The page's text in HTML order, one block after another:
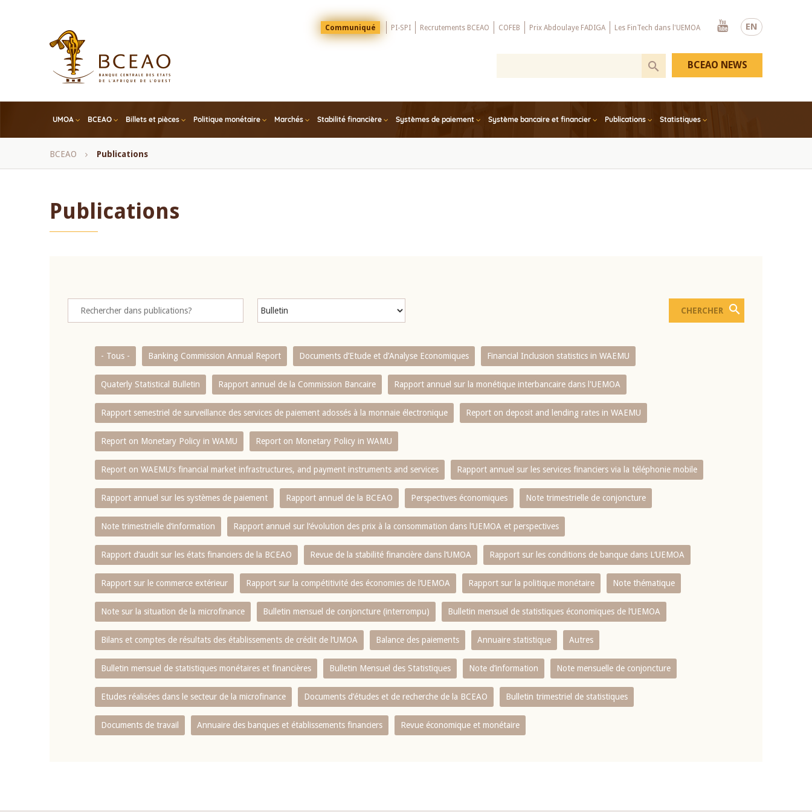
EN
Menu
Top
Communiqué PI-SPI Recrutements BCEAO COFEB Prix Abdoulaye FADIGA Les FinTech dans l'UEMOA
Youtube
UMOA BCEAO Billets et pièces Politique monétaire Marchés Stabilité financière Systèmes de paiement Système bancaire et financier Publications Statistiques
BCEAO NEWS
Fil
BCEAO Publications
Publications
- Tous - Banking Commission Annual Report Documents d’Etude et d’Analyse Economiques Financial Inclusion statistics in WAEMU
Quaterly Statistical Bulletin Rapport annuel de la Commission Bancaire Rapport annuel sur la monétique interbancaire dans l'UEMOA
Rapport semestriel de surveillance des services de paiement adossés à la monnaie électronique Report on deposit and lending rates in WAEMU
Report on Monetary Policy in WAMU Report on Monetary Policy in WAMU
Report on WAEMU’s financial market infrastructures, and payment instruments and services Rapport annuel sur les services financiers via la téléphonie mobile
Rapport annuel sur les systèmes de paiement Rapport annuel de la BCEAO Perspectives économiques Note trimestrielle de conjoncture
Note trimestrielle d‘information Rapport annuel sur l‘évolution des prix à la consommation dans l‘UEMOA et perspectives
Rapport d‘audit sur les états financiers de la BCEAO Revue de la stabilité financière dans l‘UMOA Rapport sur les conditions de banque dans L‘UEMOA
Rapport sur le commerce extérieur Rapport sur la compétitivité des économies de l‘UEMOA Rapport sur la politique monétaire Note thématique
Note sur la situation de la microfinance Bulletin mensuel de conjoncture (interrompu) Bulletin mensuel de statistiques économiques de l‘UEMOA
Bilans et comptes de résultats des établissements de crédit de l‘UMOA Balance des paiements Annuaire statistique Autres
Bulletin mensuel de statistiques monétaires et financières Bulletin Mensuel des Statistiques Note d’information Note mensuelle de conjoncture
Etudes réalisées dans le secteur de la microfinance Documents d’études et de recherche de la BCEAO Bulletin trimestriel de statistiques
Documents de travail Annuaire des banques et établissements financiers Revue économique et monétaire